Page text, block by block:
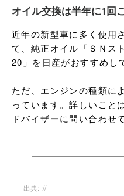
オイル交換は半年に1回
近年の新型車に多く使用
て、純正オイル「ＳＮス
20」を日産がおすすめし
ただ、エンジンの種類に
っています。詳しいこと
ドバイザーに問い合わせ
出典: :// |